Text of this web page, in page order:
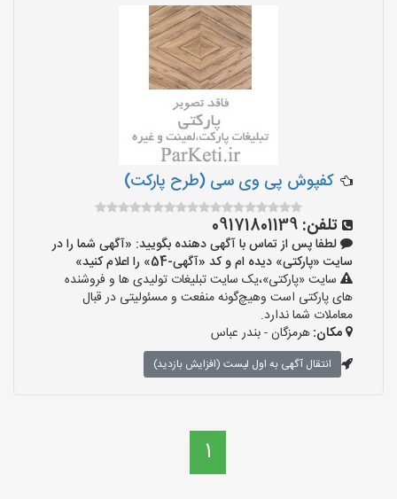
کفپوش پی وی سی (طرح پارکت)
تلفن: 09171801139
لطفا پس از تماس با آگهی دهنده بگویید: «آگهی شما را در
سایت «پارکتی» دیده ام و کد «آگهی-54» را اعلام کنید»
سایت «پارکتی»،یک سایت تبلیغات تولیدی ها و فروشنده
های پارکتی است وهیچ‌گونه منفعت و مسئولیتی در قبال
معاملات شما ندارد.
مکان:هرمزگان - بندر عباس
انتقال آگهی به اول لیست (افزایش بازدید)
1